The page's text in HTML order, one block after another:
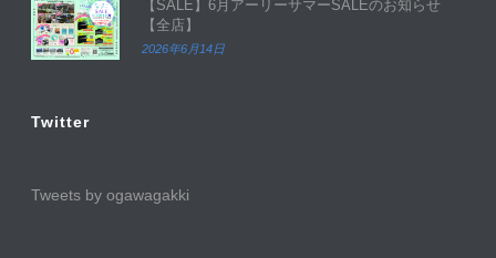
【SALE】6月アーリーサマーSALEのお知らせ
【全店】
2026年6月14日
Twitter
Tweets by ogawagakki